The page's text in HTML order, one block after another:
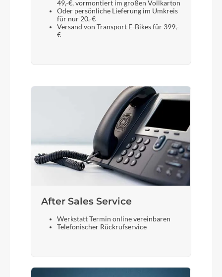
49,-€, vormontiert im großen Vollkarton
Oder persönliche Lieferung im Umkreis
für nur 20,-€
Versand von Transport E-Bikes für 399,-
€
After Sales Service
Werkstatt Termin online vereinbaren
Telefonischer Rückrufservice